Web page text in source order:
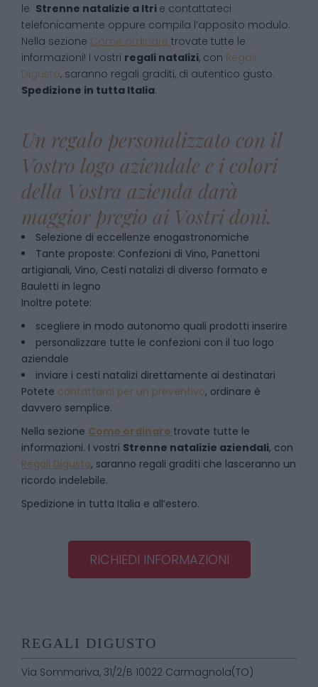
le Strenne natalizie a Itri e contattateci
telefonicamente oppure compila l’apposito modulo.
Nella sezione Come ordinare trovate tutte le
informazioni! I vostri regali natalizi, con Regali
Digusto, saranno regali graditi, di autentico gusto.
Spedizione in tutta Italia.
Un regalo personalizzato con il
Vostro logo aziendale e i colori
della Vostra azienda darà
maggior pregio ai Vostri doni.
Selezione di eccellenze enogastronomiche
Tante proposte: Confezioni di Vino, Panettoni
artigianali, Vino, Cesti natalizi di diverso formato e
Bauletti in legno
Inoltre potete:
scegliere in modo autonomo quali prodotti inserire
personalizzare tutte le confezioni con il tuo logo
aziendale
inviare i cesti natalizi direttamente ai destinatari
Potete contattarci per un preventivo, ordinare è
davvero semplice.
Nella sezione Come ordinare trovate tutte le
informazioni. I vostri Strenne natalizie aziendali, con
Regali Digusto, saranno regali graditi che lasceranno un
ricordo indelebile.
Spedizione in tutta Italia e all’estero.
RICHIEDI INFORMAZIONI
REGALI DIGUSTO
Via Sommariva, 31/2/B 10022 Carmagnola(TO)